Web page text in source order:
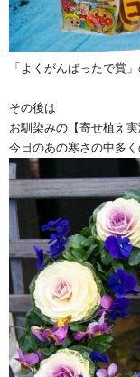
「よくがんばったで賞
その後は
お馴染みの【寄せ植え実
今日のあの寒さの中多